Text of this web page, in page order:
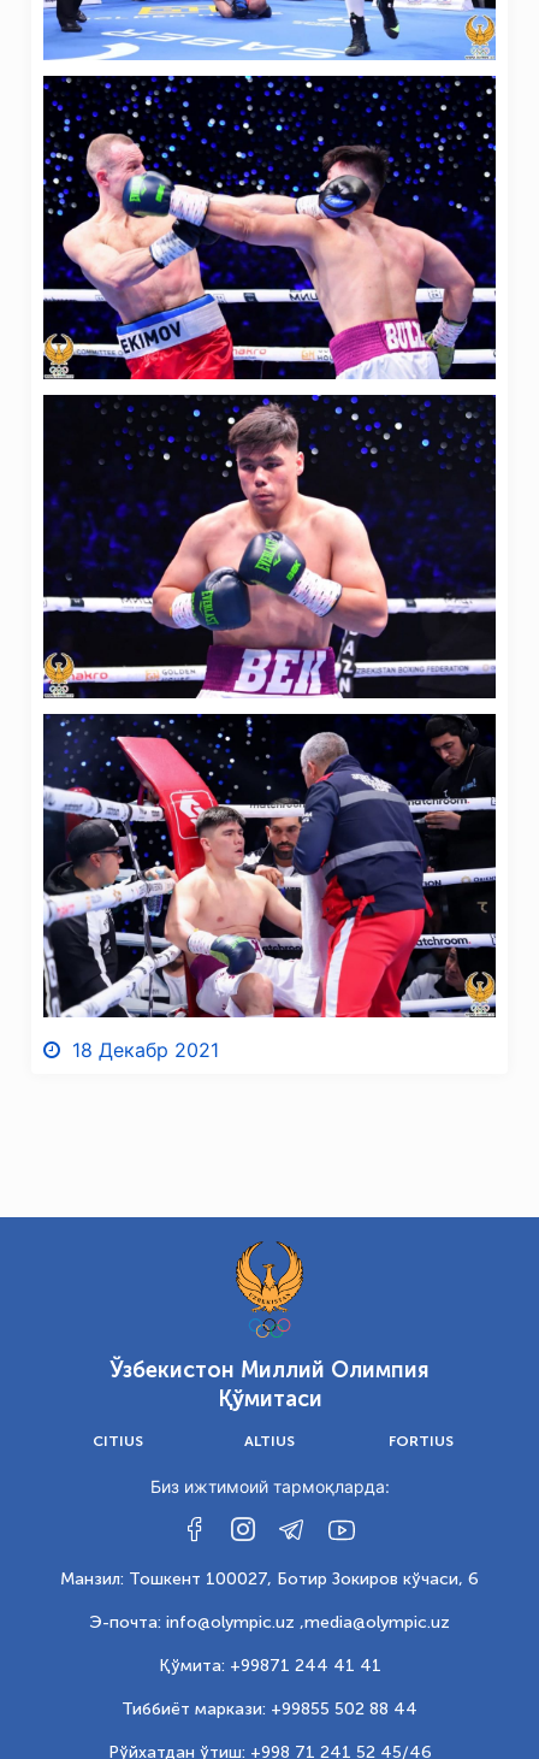
18 Декабр 2021
Ўзбекистон Миллий Олимпия
Қўмитаси
CITIUS ALTIUS FORTIUS
Биз ижтимоий тармоқларда:
Манзил: Тошкент 100027, Ботир Зокиров кўчаси, 6
Э-почта: info@olympic.uz ,media@olympic.uz
Қўмита: +99871 244 41 41
Тиббиёт маркази: +99855 502 88 44
Рўйхатдан ўтиш: +998 71 241 52 45/46